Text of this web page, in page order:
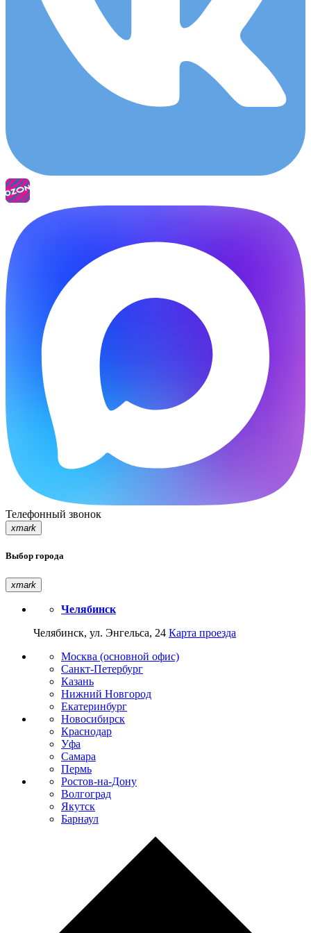
Телефонный звонок
xmark
Выбор города
xmark
Челябинск
Челябинск, ул. Энгельса, 24 Карта проезда
Москва (основной офис)
Санкт-Петербург
Казань
Нижний Новгород
Екатеринбург
Новосибирск
Краснодар
Уфа
Самара
Пермь
Ростов-на-Дону
Волгоград
Якутск
Барнаул